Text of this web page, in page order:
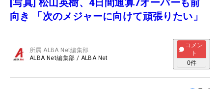
[写真] 松山英樹、4日間通算7オーバーも前
向き 「次のメジャーに向けて頑張りたい」
所属ALBA Net編集部
ALBA Net編集部 / ALBA Net
コメン
ト
0件